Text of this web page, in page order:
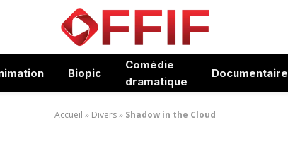
Biopic
Comédie
dramatique
Documentaire
Accueil » Divers» Shadow in the Cloud